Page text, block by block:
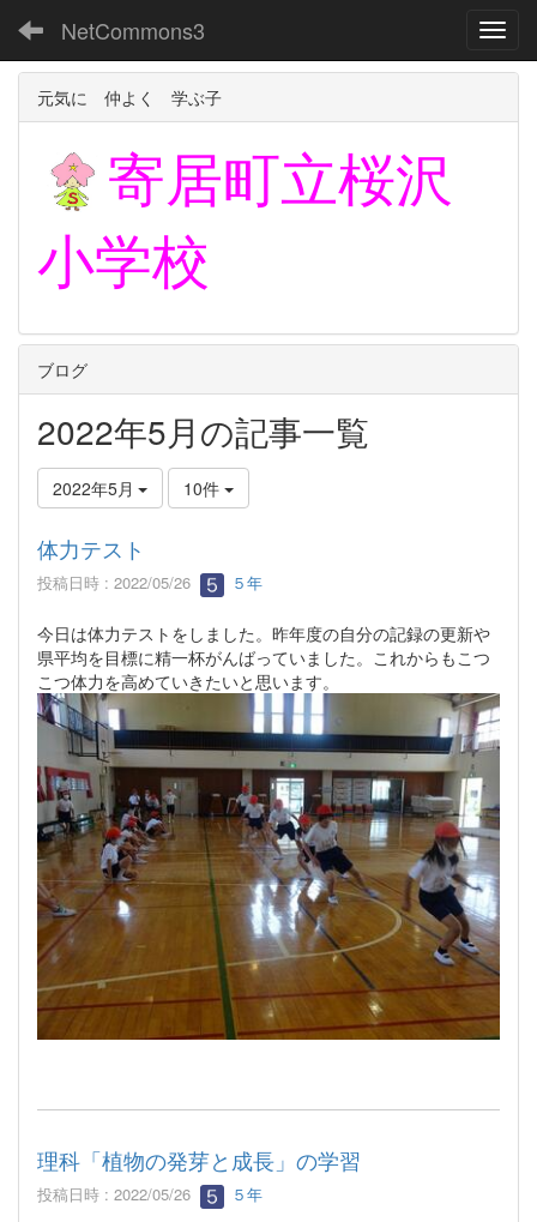
NetCommons3
元気に 仲よく 学ぶ子
寄居町立桜沢
小学校
ブログ
2022年5月の記事一覧
2022年5月 10件
体力テスト
投稿日時 : 2022/05/26 ５年
今日は体力テストをしました。昨年度の自分の記録の更新や
県平均を目標に精一杯がんばっていました。これからもこつ
こつ体力を高めていきたいと思います。
理科「植物の発芽と成長」の学習
投稿日時 : 2022/05/26 ５年